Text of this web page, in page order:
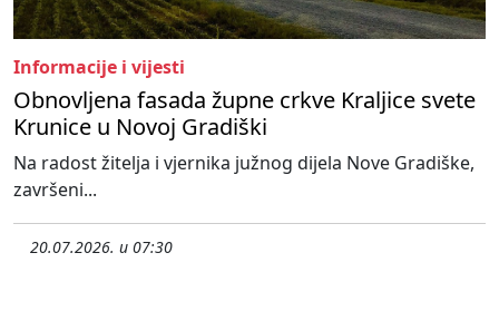
Informacije i vijesti
Obnovljena fasada župne crkve Kraljice svete
Krunice u Novoj Gradiški
Na radost žitelja i vjernika južnog dijela Nove Gradiške,
završeni...
20.07.2026. u 07:30